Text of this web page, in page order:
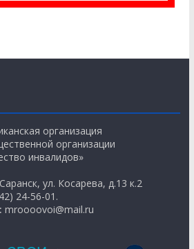
организация
организации
инвалидов»
ул. Косарева, д.13 к.2
24-56-01.
mroooovoi@mail.ru